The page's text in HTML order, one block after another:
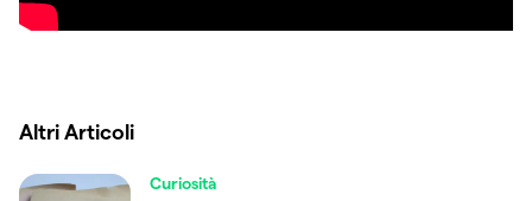
Altri Articoli
Curiosità